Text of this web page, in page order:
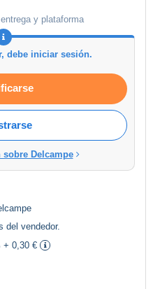
y plataforma
debe iniciar sesión.
Delcampe
del vendedor.
+ 0,30 €